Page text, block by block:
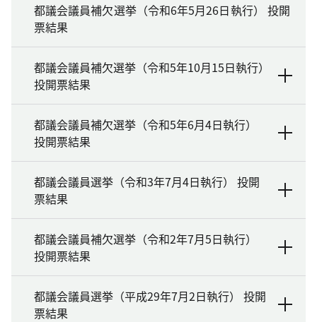
都議会議員補欠選挙（令和6年5月26日執行） 投開
票結果
都議会議員補欠選挙（令和5年10月15日執行）
投開票結果
都議会議員補欠選挙（令和5年6月4日執行）
投開票結果
都議会議員選挙（令和3年7月4日執行） 投開
票結果
都議会議員補欠選挙（令和2年7月5日執行）
投開票結果
都議会議員選挙（平成29年7月2日執行） 投開
票結果